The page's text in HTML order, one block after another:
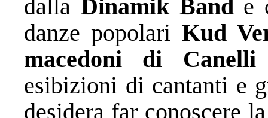
dalla Dinamik Bande
danze popolari Kud
macedoni di Canelli
esibizioni di cantanti e
desidera far conoscere